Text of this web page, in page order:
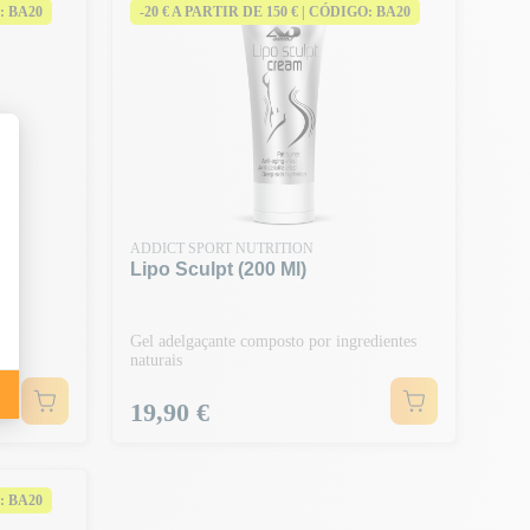
BA20 -20 € A PARTIR DE 150 € | CÓDIGO: BA20
ADDICT SPORT NUTRITION
Lipo Sculpt (200 Ml)
Gel adelgaçante composto por ingredientes
naturais
Preço
19,90 €
BA20